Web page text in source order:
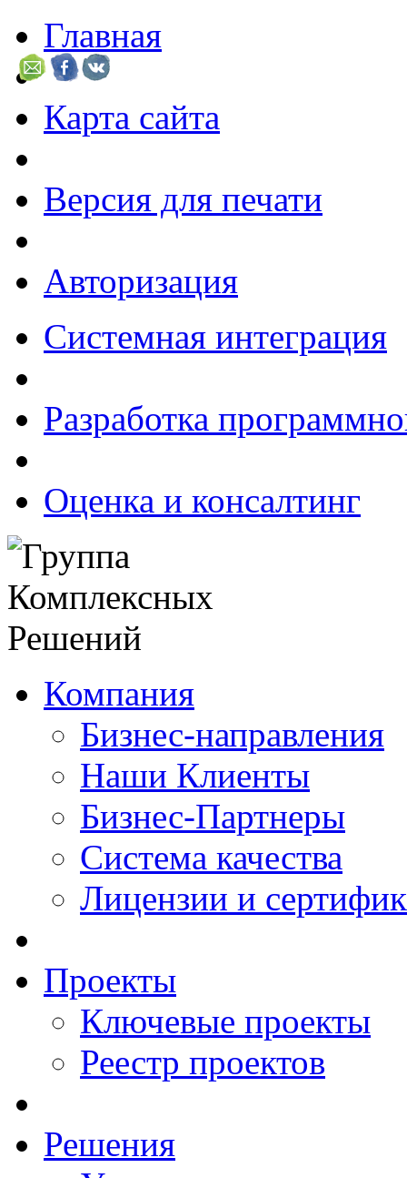
Главная
Карта сайта
Версия для печати
Авторизация
Системная интеграция
Разработка
Оценка и консалтинг
Компания
Бизнес-направления
Наши Клиенты
Бизнес-Партнеры
Система качества
Лицензии и
Проекты
Ключевые проекты
Реестр проектов
Решения